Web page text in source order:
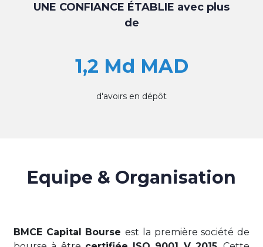
UNE CONFIANCE ÉTABLIE avec plus
de
1,2 Md MAD
d'avoirs en dépôt
Equipe & Organisation
BMCE Capital Bourseest la première société de